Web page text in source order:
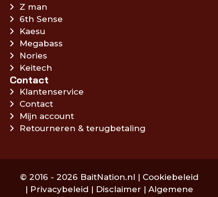
Z man
6th Sense
Kaesu
Megabass
Nories
Keitech
Contact
Klantenservice
Contact
Mijn account
Retourneren & terugbetaling
© 2016 - 2026 BaitNation.nl | Cookiebeleid
| Privacybeleid | Disclaimer | Algemene